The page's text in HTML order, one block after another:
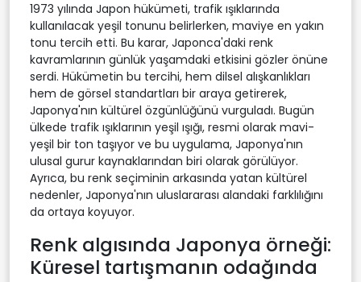
1973 yılında Japon hükümeti, trafik ışıklarında
kullanılacak yeşil tonunu belirlerken, maviye en yakın
tonu tercih etti. Bu karar, Japonca'daki renk
kavramlarının günlük yaşamdaki etkisini gözler önüne
serdi. Hükümetin bu tercihi, hem dilsel alışkanlıkları
hem de görsel standartları bir araya getirerek,
Japonya'nın kültürel özgünlüğünü vurguladı. Bugün
ülkede trafik ışıklarının yeşil ışığı, resmi olarak mavi-
yeşil bir ton taşıyor ve bu uygulama, Japonya'nın
ulusal gurur kaynaklarından biri olarak görülüyor.
Ayrıca, bu renk seçiminin arkasında yatan kültürel
nedenler, Japonya'nın uluslararası alandaki farklılığını
da ortaya koyuyor.
Renk algısında Japonya örneği:
Küresel tartışmanın odağında